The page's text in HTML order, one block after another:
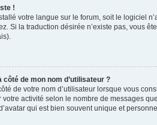
!
votre langue sur le forum, soit le logiciel
Si la traduction désirée n’existe pas, vous
de mon nom d’utilisateur ?
de votre nom d’utilisateur lorsque vous
activité selon le nombre de messages
qui est bien souvent unique et